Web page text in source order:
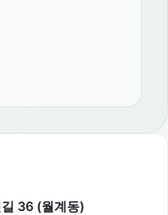
36 (월계동)